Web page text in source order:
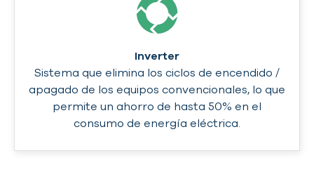
Inverter
Sistema que elimina los ciclos de encendido /
apagado de los equipos convencionales, lo que
permite un ahorro de hasta 50% en el
consumo de energía eléctrica.